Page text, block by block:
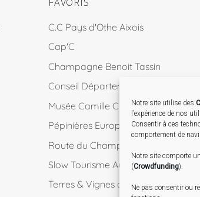
Notre site utilise des
l’expérience de nos
Consentir à ces
comportement de
Notre site comporte
(Crowdfunding).
Ne pas consentir ou
C.C Pays d'Othe Aixois
Cap'C
Champagne Benoit Tassin
Conseil Départemental 10
Musée Camille Claudel
Pépinières Européennes de
Route du Champagne
Slow Tourisme Aube
Terres & Vignes de l'Aube